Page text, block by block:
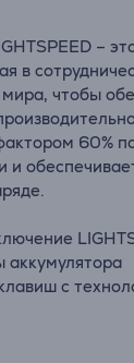
–
в
чтобы
60%
и
аккумулятора
с